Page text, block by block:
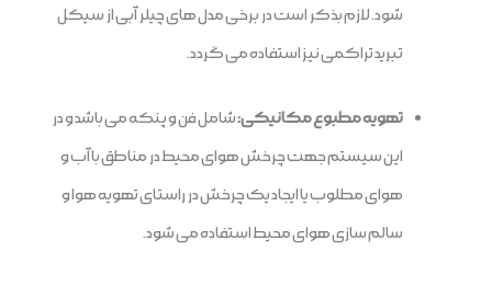
شود. لازم بذکر است در برخی مدل های چیلر آبی از سیکل
تبرید تراکمی نیز استفاده می گردد.
تهویه مطبوع مکانیکی:شامل فن و پنکه می باشد و در
این سیستم جهت چرخش هوای محیط در مناطق با آب و
هوای مطلوب یا ایجاد یک چرخش در راستای تهویه هوا و
سالم سازی هوای محیط استفاده می شود.